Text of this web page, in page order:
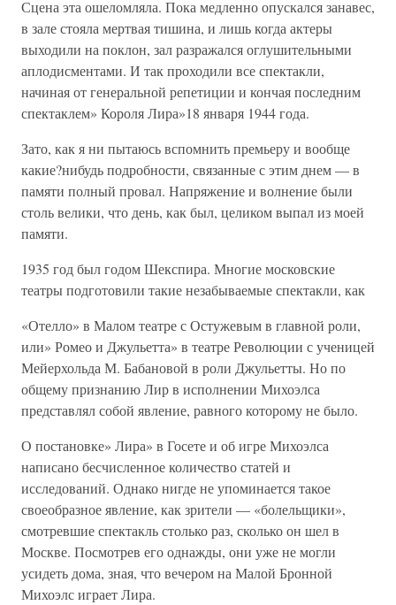
Сцена эта ошеломляла. Пока медленно опускался занавес,
в зале стояла мертвая тишина, и лишь когда актеры
выходили на поклон, зал разражался оглушительными
аплодисментами. И так проходили все спектакли,
начиная от генеральной репетиции и кончая последним
спектаклем» Короля Лира»18 января 1944 года.
Зато, как я ни пытаюсь вспомнить премьеру и вообще
какие?нибудь подробности, связанные с этим днем — в
памяти полный провал. Напряжение и волнение были
столь велики, что день, как был, целиком выпал из моей
памяти.
1935 год был годом Шекспира. Многие московские
театры подготовили такие незабываемые спектакли, как
«Отелло» в Малом театре с Остужевым в главной роли,
или» Ромео и Джульетта» в театре Революции с ученицей
Мейерхольда М. Бабановой в роли Джульетты. Но по
общему признанию Лир в исполнении Михоэлса
представлял собой явление, равного которому не было.
О постановке» Лира» в Госете и об игре Михоэлса
написано бесчисленное количество статей и
исследований. Однако нигде не упоминается такое
своеобразное явление, как зрители — «болельщики»,
смотревшие спектакль столько раз, сколько он шел в
Москве. Посмотрев его однажды, они уже не могли
усидеть дома, зная, что вечером на Малой Бронной
Михоэлс играет Лира.